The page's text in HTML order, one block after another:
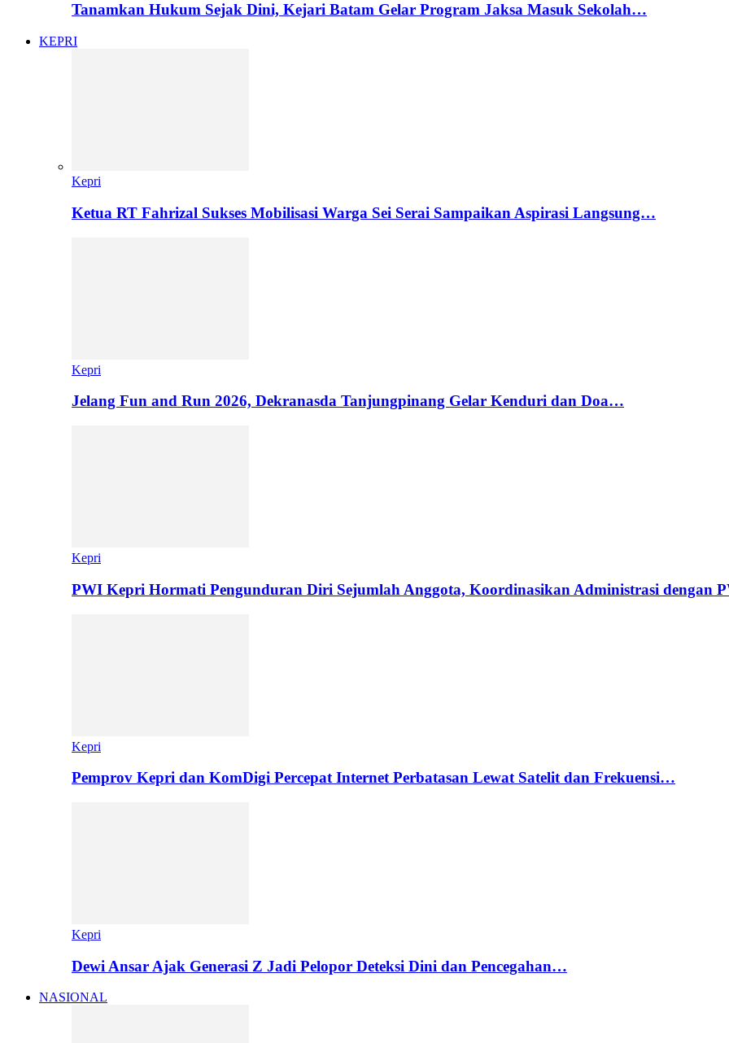
Tanamkan Hukum Sejak Dini, Kejari Batam Gelar Program Jaksa Masuk Sekolah…
KEPRI
Kepri
Ketua RT Fahrizal Sukses Mobilisasi Warga Sei Serai Sampaikan Aspirasi Langsung…
Kepri
Jelang Fun and Run 2026, Dekranasda Tanjungpinang Gelar Kenduri dan Doa…
Kepri
PWI Kepri Hormati Pengunduran Diri Sejumlah Anggota, Koordinasikan Administrasi dengan
Kepri
Pemprov Kepri dan KomDigi Percepat Internet Perbatasan Lewat Satelit dan Frekuensi…
Kepri
Dewi Ansar Ajak Generasi Z Jadi Pelopor Deteksi Dini dan Pencegahan…
NASIONAL